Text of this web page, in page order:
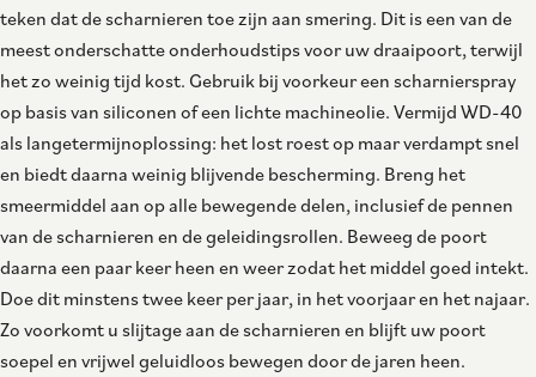
teken dat de scharnieren toe zijn aan smering. Dit is een van de
meest onderschatte onderhoudstips voor uw draaipoort, terwijl
het zo weinig tijd kost. Gebruik bij voorkeur een scharnierspray
op basis van siliconen of een lichte machineolie. Vermijd WD-40
als langetermijnoplossing: het lost roest op maar verdampt snel
en biedt daarna weinig blijvende bescherming. Breng het
smeermiddel aan op alle bewegende delen, inclusief de pennen
van de scharnieren en de geleidingsrollen. Beweeg de poort
daarna een paar keer heen en weer zodat het middel goed intekt.
Doe dit minstens twee keer per jaar, in het voorjaar en het najaar.
Zo voorkomt u slijtage aan de scharnieren en blijft uw poort
soepel en vrijwel geluidloos bewegen door de jaren heen.